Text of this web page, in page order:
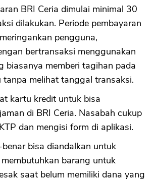
BRI Ceria dimulai minimal 30
dilakukan. Periode pembayaran
pengguna,
bertransaksi menggunakan
biasanya memberi tagihan pada
melihat tanggal transaksi.
kartu kredit untuk bisa
di BRI Ceria. Nasabah cukup
dan mengisi form di aplikasi.
bisa diandalkan untuk
barang untuk
saat belum memiliki dana yang